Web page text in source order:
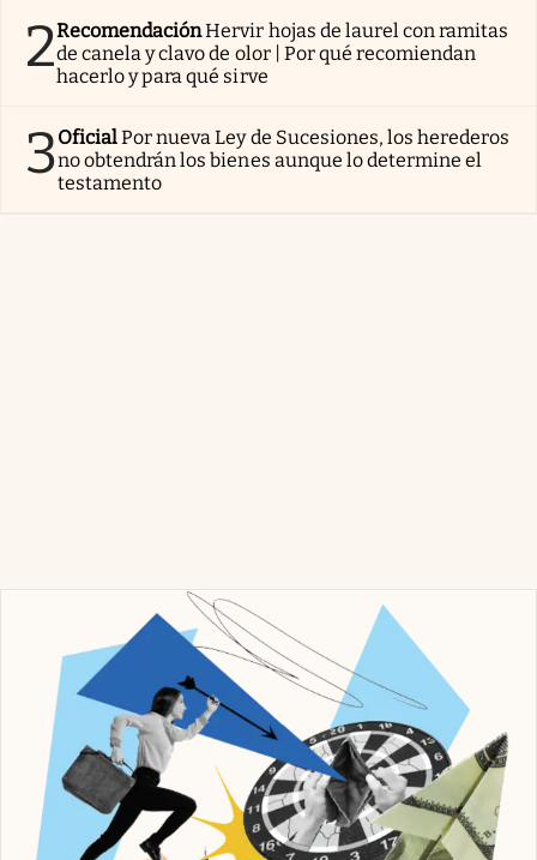
2RecomendaciónHervir hojas de laurel con ramitas
de canela y clavo de olor | Por qué recomiendan
hacerlo y para qué sirve
3OficialPor nueva Ley de Sucesiones, los herederos
no obtendrán los bienes aunque lo determine el
testamento